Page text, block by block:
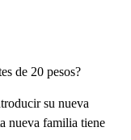
de 20 pesos?
su nueva
nueva familia tiene